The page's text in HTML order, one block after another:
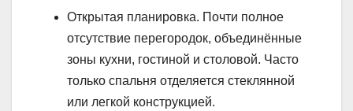
Открытая планировка. Почти полное
отсутствие перегородок, объединённые
зоны кухни, гостиной и столовой. Часто
только спальня отделяется стеклянной
или легкой конструкцией.